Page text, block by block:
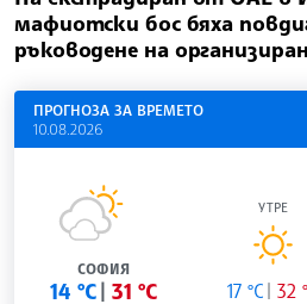
мафиотски бос бяха
ръководене на
ПРОГНОЗА ЗА ВРЕМЕТО
10.08.2026
СОФИЯ
14 °C 31 °C
УТРЕ
17 °C 32